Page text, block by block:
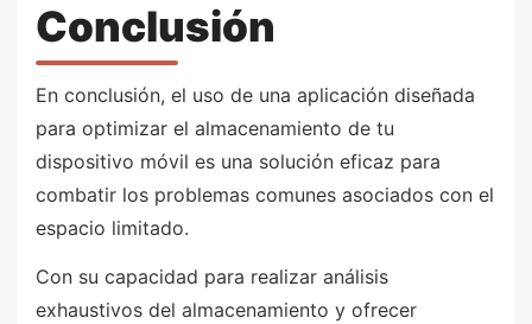
Conclusión
En conclusión, el uso de una aplicación diseñada
para optimizar el almacenamiento de tu
dispositivo móvil es una solución eficaz para
combatir los problemas comunes asociados con el
espacio limitado.
Con su capacidad para realizar análisis
exhaustivos del almacenamiento y ofrecer